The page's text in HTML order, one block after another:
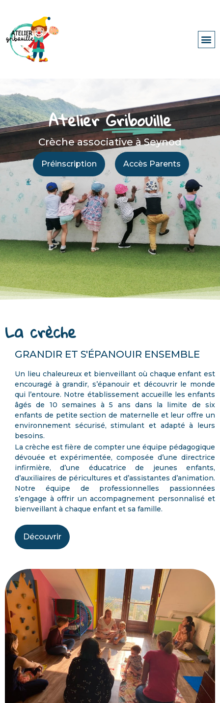
Atelier Gribouille
Crèche associative à Seynod
Préinscription Accès Parents
La crèche
GRANDIR ET S'ÉPANOUIR ENSEMBLE
Un lieu chaleureux et bienveillant où chaque enfant est
encouragé à grandir, s’épanouir et découvrir le monde
qui l’entoure. Notre établissement accueille les enfants
âgés de 10 semaines à 5 ans dans la limite de six
enfants de petite section de maternelle et leur offre un
environnement sécurisé, stimulant et adapté à leurs
besoins.
La crèche est fière de compter une équipe pédagogique
dévouée et expérimentée, composée d’une directrice
infirmière, d’une éducatrice de jeunes enfants,
d’auxiliaires de péricultures et d’assistantes d’animation.
Notre équipe de professionnelles passionnées
s’engage à offrir un accompagnement personnalisé et
bienveillant à chaque enfant et sa famille.
Découvrir